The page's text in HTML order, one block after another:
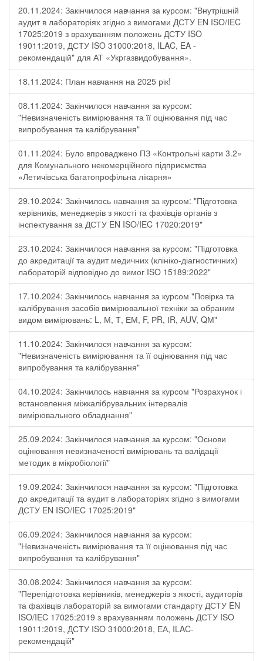
20.11.2024: Закінчилося навчання за курсом: "Внутрішній
аудит в лабораторіях згідно з вимогами ДСТУ EN ISO/IEC
17025:2019 з врахуванням положень ДСТУ ISO
19011:2019, ДСТУ ISO 31000:2018, ILAC, EA -
рекомендацій" для АТ «Укргазвидобування».
18.11.2024: План навчання на 2025 рік!
08.11.2024: Закінчилося навчання за курсом:
"Невизначеність вимірювання та її оцінювання під час
випробування та калібрування"
01.11.2024: Було впроваджено ПЗ «Контрольні карти 3.2»
для Комунального некомерційного підприємства
«Летичівська багатопрофільна лікарня»
29.10.2024: Закінчилось навчання за курсом: "Підготовка
керівників, менеджерів з якості та фахівців органів з
інспектування за ДСТУ EN ISO/IEC 17020:2019"
23.10.2024: Закінчилося навчання за курсом: "Підготовка
до акредитації та аудит медичних (клініко-діагностичних)
лабораторій відповідно до вимог ISO 15189:2022"
17.10.2024: Закінчилось навчання за курсом "Повірка та
калібрування засобів вимірювальної техніки за обраним
видом вимірювань: L, М, Т, ЕМ, F, РR, ІR, АUV, QМ"
11.10.2024: Закінчилося навчання за курсом:
"Невизначеність вимірювання та її оцінювання під час
випробування та калібрування"
04.10.2024: Закінчилось навчання за курсом "Розрахунок і
встановлення міжкалібрувальних інтервалів
вимірювального обладнання"
25.09.2024: Закінчилося навчання за курсом: "Основи
оцінювання невизначеності вимірювань та валідації
методик в мікробіології"
19.09.2024: Закінчилося навчання за курсом: "Підготовка
до акредитації та аудит в лабораторіях згідно з вимогами
ДСТУ EN ISO/IEC 17025:2019"
06.09.2024: Закінчилося навчання за курсом:
"Невизначеність вимірювання та її оцінювання під час
випробування та калібрування"
30.08.2024: Закінчилося навчання за курсом:
"Перепідготовка керівників, менеджерів з якості, аудиторів
та фахівців лабораторій за вимогами стандарту ДСТУ EN
ISO/IEC 17025:2019 з врахуванням положень ДСТУ ISO
19011:2019, ДСТУ ISO 31000:2018, ЕА, ILAC-
рекомендацій"